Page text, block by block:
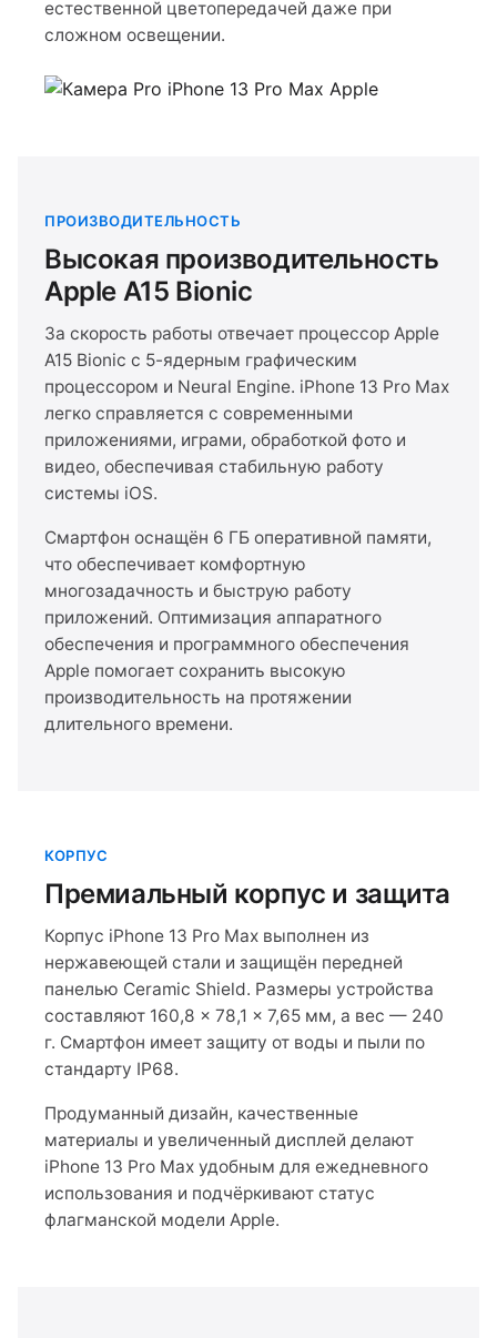
естественной цветопередачей даже при
сложном освещении.
ПРОИЗВОДИТЕЛЬНОСТЬ
Высокая производительность
Apple A15 Bionic
За скорость работы отвечает процессор Apple
A15 Bionic с 5-ядерным графическим
процессором и Neural Engine. iPhone 13 Pro Max
легко справляется с современными
приложениями, играми, обработкой фото и
видео, обеспечивая стабильную работу
системы iOS.
Смартфон оснащён 6 ГБ оперативной памяти,
что обеспечивает комфортную
многозадачность и быструю работу
приложений. Оптимизация аппаратного
обеспечения и программного обеспечения
Apple помогает сохранить высокую
производительность на протяжении
длительного времени.
КОРПУС
Премиальный корпус и защита
Корпус iPhone 13 Pro Max выполнен из
нержавеющей стали и защищён передней
панелью Ceramic Shield. Размеры устройства
составляют 160,8 × 78,1 × 7,65 мм, а вес — 240
г. Смартфон имеет защиту от воды и пыли по
стандарту IP68.
Продуманный дизайн, качественные
материалы и увеличенный дисплей делают
iPhone 13 Pro Max удобным для ежедневного
использования и подчёркивают статус
флагманской модели Apple.